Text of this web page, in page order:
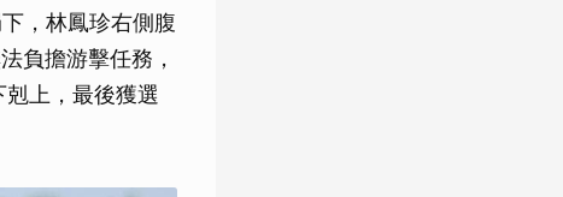
，林鳳珍右側腹
負擔游擊任務，
上，最後獲選